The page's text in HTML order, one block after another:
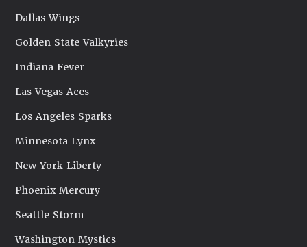
Dallas Wings
Golden State Valkyries
Indiana Fever
Las Vegas Aces
Los Angeles Sparks
Minnesota Lynx
New York Liberty
Phoenix Mercury
Seattle Storm
Washington Mystics